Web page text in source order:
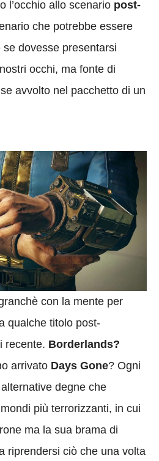
l’occhio allo scenario post-
che potrebbe essere
dovesse presentarsi
occhi, ma fonte di
se avvolto nel pacchetto di un
con la mente per
qualche titolo post-
recente. Borderlands?
arrivato Days Gone? Ogni
degne che
più terrorizzanti, in cui
ma la sua brama di
riprendersi ciò che una volta